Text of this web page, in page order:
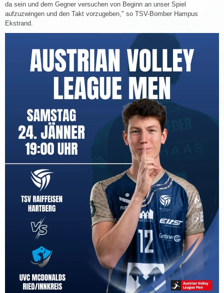
da sein und dem Gegner versuchen von Beginn an unser Spiel
aufzuzwingen und den Takt vorzugeben," so TSV-Bomber Hampus
Ekstrand.